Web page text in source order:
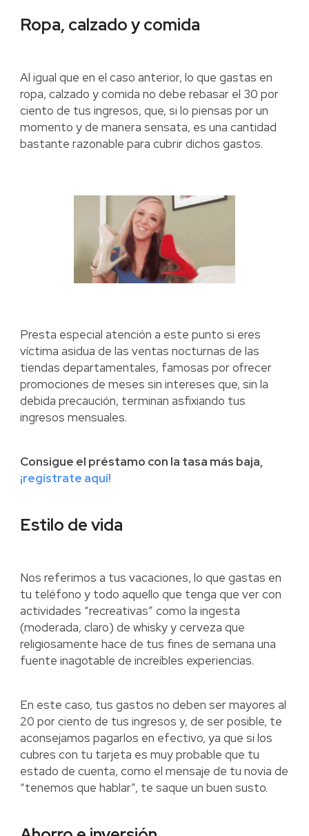
Ropa, calzado y comida
Al igual que en el caso anterior, lo que gastas en
ropa, calzado y comida no debe rebasar el 30 por
ciento de tus ingresos, que, si lo piensas por un
momento y de manera sensata, es una cantidad
bastante razonable para cubrir dichos gastos.
Presta especial atención a este punto si eres
víctima asidua de las ventas nocturnas de las
tiendas departamentales, famosas por ofrecer
promociones de meses sin intereses que, sin la
debida precaución, terminan asfixiando tus
ingresos mensuales.
Consigue el préstamo con la tasa más baja,
¡regístrate aquí!
Estilo de vida
Nos referimos a tus vacaciones, lo que gastas en
tu teléfono y todo aquello que tenga que ver con
actividades “recreativas” como la ingesta
(moderada, claro) de whisky y cerveza que
religiosamente hace de tus fines de semana una
fuente inagotable de increíbles experiencias.
En este caso, tus gastos no deben ser mayores al
20 por ciento de tus ingresos y, de ser posible, te
aconsejamos pagarlos en efectivo, ya que si los
cubres con tu tarjeta es muy probable que tu
estado de cuenta, como el mensaje de tu novia de
“tenemos que hablar”, te saque un buen susto.